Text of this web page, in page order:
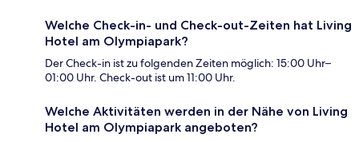
Welche Check-in- und Check-out-Zeiten hat Living
Hotel am Olympiapark?
Der Check-in ist zu folgenden Zeiten möglich: 15:00 Uhr–
01:00 Uhr. Check-out ist um 11:00 Uhr.
Welche Aktivitäten werden in der Nähe von Living
Hotel am Olympiapark angeboten?